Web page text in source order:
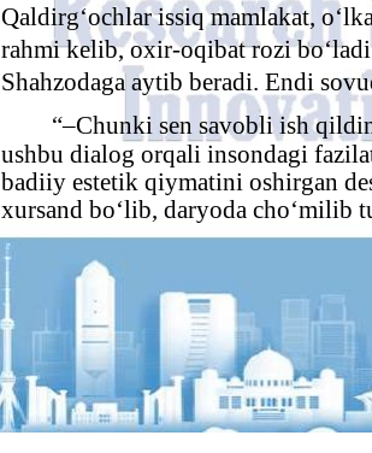
Qaldirg‘ochlar issiq mamlakat,
rahmi kelib, oxir-oqibat rozi
Shahzodaga aytib beradi. Endi
“–Chunki sen savobli ish
ushbu dialog orqali insondagi
badiiy estetik qiymatini oshirgan
xursand bo‘lib, daryoda cho‘milib